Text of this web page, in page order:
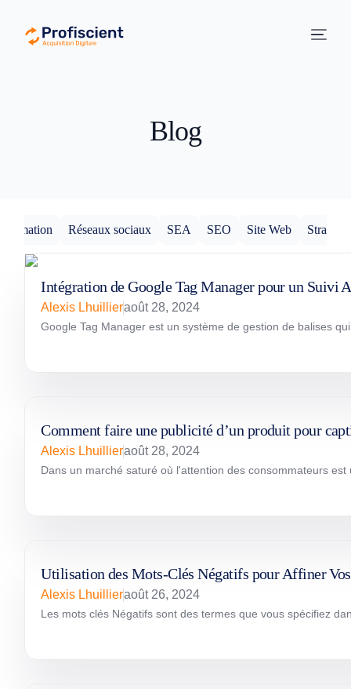
Blog
Formation Réseaux sociaux SEA SEO Site Web Stratégie
Intégration de Google Tag Manager pour un Suivi
Alexis Lhuillieraoût 28, 2024
Google Tag Manager est un système de gestion de balises
Comment faire une publicité d’un produit pour
Alexis Lhuillieraoût 28, 2024
Dans un marché saturé où l'attention des consommateurs
Utilisation des Mots-Clés Négatifs pour Affiner
Alexis Lhuillieraoût 26, 2024
Les mots clés Négatifs sont des termes que vous spécifiez